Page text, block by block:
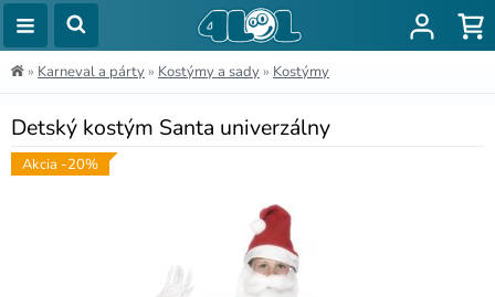
» Karneval a párty » Kostýmy a sady » Kostýmy
Detský kostým Santa univerzálny
Akcia -20%